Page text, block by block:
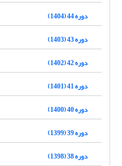
دوره 44 (1404)
دوره 43 (1403)
دوره 42 (1402)
دوره 41 (1401)
دوره 40 (1400)
دوره 39 (1399)
دوره 38 (1398)